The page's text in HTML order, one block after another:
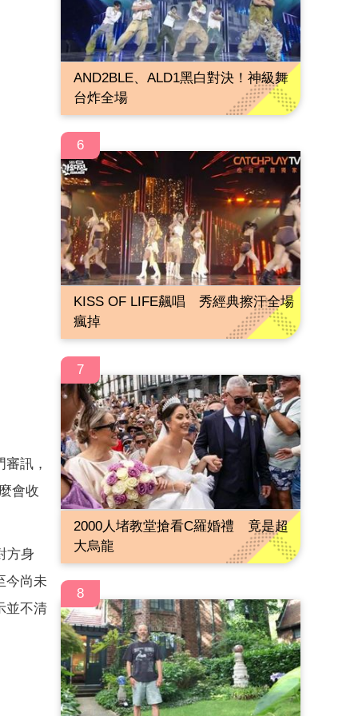
訊，
會收
方身
今尚未
並不清
AND2BLE、ALD1黑白對決！神級舞
台炸全場
6
KISS OF LIFE飆唱 秀經典擦汗全場
瘋掉
7
2000人堵教堂搶看C羅婚禮 竟是超
大烏龍
8